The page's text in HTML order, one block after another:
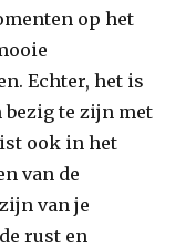
op het
Echter, het is
te zijn met
ook in het
van de
van je
rust en